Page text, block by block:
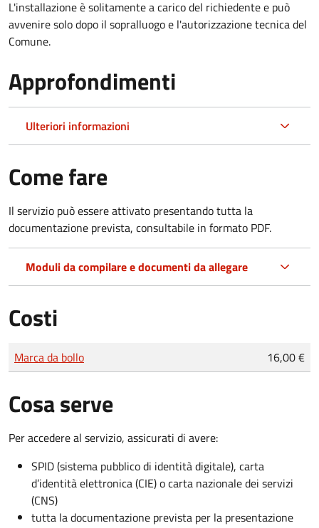
L'installazione è solitamente a carico del richiedente e può
avvenire solo dopo il sopralluogo e l'autorizzazione tecnica del
Comune.
Approfondimenti
Ulteriori informazioni
Come fare
Il servizio può essere attivato presentando tutta la
documentazione prevista, consultabile in formato PDF.
Moduli da compilare e documenti da allegare
Costi
Tipo di pagamento
Importo
Marca da bollo 16,00 €
Cosa serve
Per accedere al servizio, assicurati di avere:
SPID (sistema pubblico di identità digitale), carta
d’identità elettronica (CIE) o carta nazionale dei servizi
(CNS)
tutta la documentazione prevista per la presentazione